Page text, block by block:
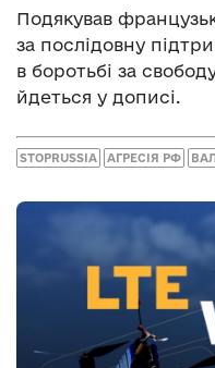
Подякував
за послідовну
в боротьбі за
йдеться у дописі.
STOPRUSSIA АГРЕСІЯ РФ